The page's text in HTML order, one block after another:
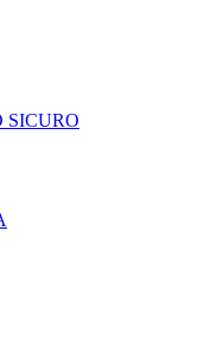
SICURO